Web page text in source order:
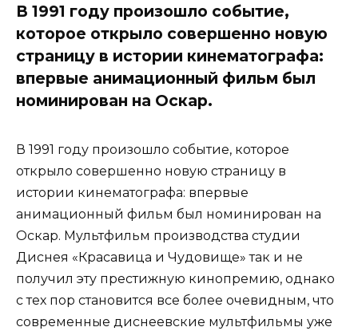
В 1991 году произошло событие,
которое открыло совершенно новую
страницу в истории кинематографа:
впервые анимационный фильм был
номинирован на Оскар.
В 1991 году произошло событие, которое
открыло совершенно новую страницу в
истории кинематографа: впервые
анимационный фильм был номинирован на
Оскар. Мультфильм производства студии
Диснея «Красавица и Чудовище» так и не
получил эту престижную кинопремию, однако
с тех пор становится все более очевидным, что
современные диснеевские мультфильмы уже